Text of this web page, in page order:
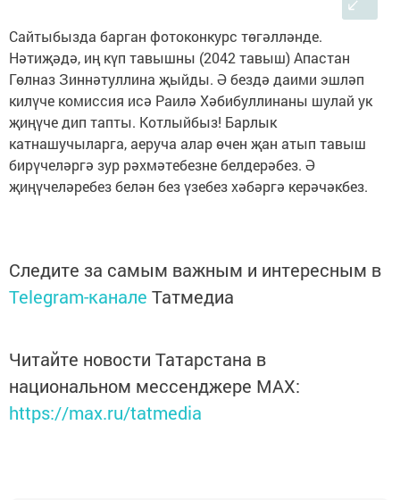
Сайтыбызда барган фотоконкурс төгәлләнде.
Нәтиҗәдә, иң күп тавышны (2042 тавыш) Апастан
Гөлназ Зиннәтуллина җыйды. Ә бездә даими эшләп
килүче комиссия исә Раилә Хәбибуллинаны шулай ук
җиңүче дип тапты. Котлыйбыз! Барлык
катнашучыларга, аеруча алар өчен җан атып тавыш
бирүчеләргә зур рәхмәтебезне белдерәбез. Ә
җиңүчеләребез белән без үзебез хәбәргә керәчәкбез.
Следите за самым важным и интересным в
Telegram-канале Татмедиа
Читайте новости Татарстана в
национальном мессенджере MАХ:
https://max.ru/tatmedia